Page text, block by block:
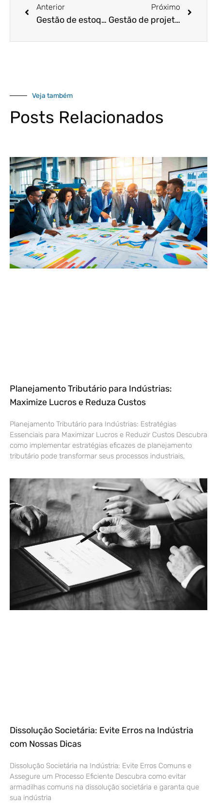
Anterior
Gestão de estoque – “7” dicas para manter o controle dos seus produtos
Próximo
Gestão de projetos industriais – 5 dicas para não perder o controle orçamentário e de prazos!
Veja também
Posts Relacionados
Planejamento Tributário para Indústrias:
Maximize Lucros e Reduza Custos
Planejamento Tributário para Indústrias: Estratégias
Essenciais para Maximizar Lucros e Reduzir Custos Descubra
como implementar estratégias eficazes de planejamento
tributário pode transformar seus processos industriais,
Dissolução Societária: Evite Erros na Indústria
com Nossas Dicas
Dissolução Societária na Indústria: Evite Erros Comuns e
Assegure um Processo Eficiente Descubra como evitar
armadilhas comuns na dissolução societária e garanta que
sua indústria